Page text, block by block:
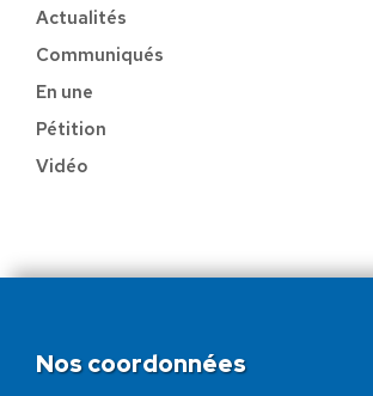
Actualités
Communiqués
En une
Pétition
Vidéo
Nos coordonnées